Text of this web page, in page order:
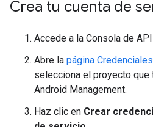
Crea tu cuenta de
Accede a la Consola de
Abre la página Credenciales
selecciona el proyecto
Android Management.
Haz clic en Crear